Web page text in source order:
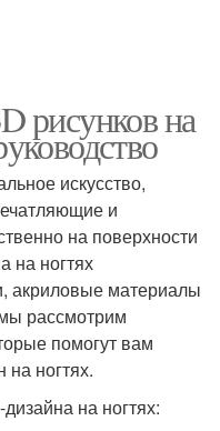
рисунков на
искусство,
и
на поверхности
на ногтях
акриловые материалы
рассмотрим
помогут вам
ногтях.
на ногтях: